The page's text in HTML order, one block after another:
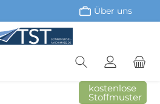
Über uns
kostenlose
Stoffmuster